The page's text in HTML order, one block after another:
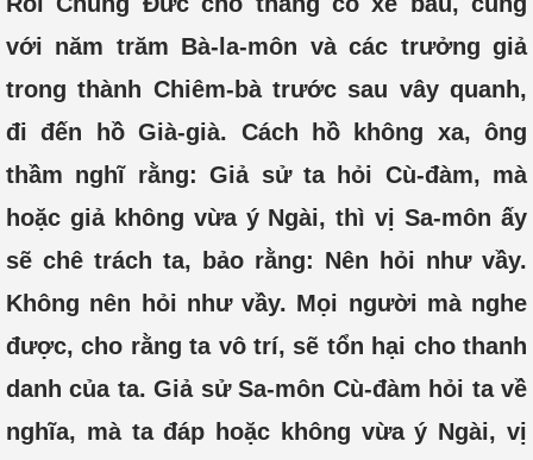
với năm trăm Bà-la-môn và các trưởng giả
trong thành Chiêm-bà trước sau vây quanh,
đi đến hồ Già-già. Cách hồ không xa, ông
thầm nghĩ rằng: Giả sử ta hỏi Cù-đàm, mà
hoặc giả không vừa ý Ngài, thì vị Sa-môn ấy
sẽ chê trách ta, bảo rằng: Nên hỏi như vầy.
Không nên hỏi như vầy. Mọi người mà nghe
được, cho rằng ta vô trí, sẽ tổn hại cho thanh
danh của ta. Giả sử Sa-môn Cù-đàm hỏi ta về
nghĩa, mà ta đáp hoặc không vừa ý Ngài, vị